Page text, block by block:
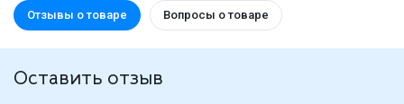
Отзывы о товаре Вопросы о товаре
Оставить отзыв